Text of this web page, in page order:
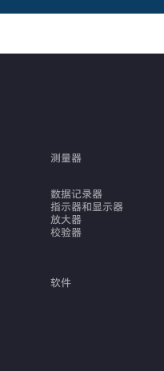
测量器
数据记录器
指示器和显示器
放大器
校验器
软件